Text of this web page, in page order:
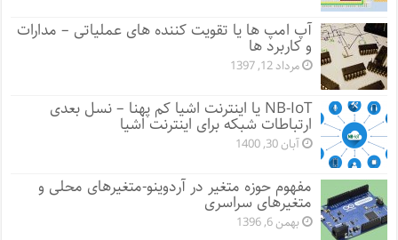
آپ امپ ها یا تقویت کننده های عملیاتی – مدارات
و کاربرد ها
مرداد 12, 1397
NB-IoT یا اینترنت اشیا کم پهنا – نسل بعدی
ارتباطات شبکه برای اینترنت اشیا
آبان 30, 1400
مفهوم حوزه متغیر در آردوینو-متغیرهای محلی و
متغیرهای سراسری
بهمن 6, 1396